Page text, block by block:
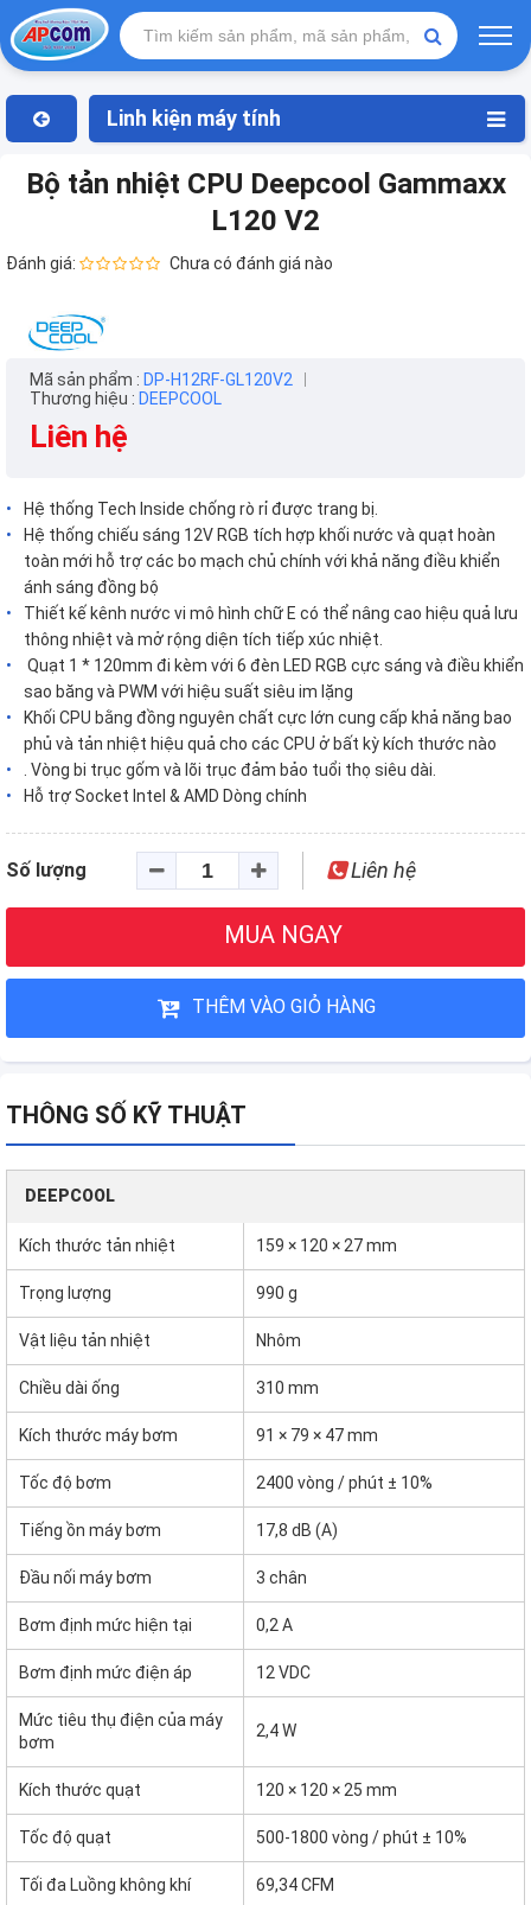
Linh kiện máy tính
Bộ tản nhiệt CPU Deepcool Gammaxx
L120 V2
Đánh giá: Chưa có đánh giá nào
Mã sản phẩm : DP-H12RF-GL120V2
Thương hiệu : DEEPCOOL
Liên hệ
Hệ thống Tech Inside chống rò rỉ được trang bị.
Hệ thống chiếu sáng 12V RGB tích hợp khối nước và quạt hoàn
toàn mới hỗ trợ các bo mạch chủ chính với khả năng điều khiển
ánh sáng đồng bộ
Thiết kế kênh nước vi mô hình chữ E có thể nâng cao hiệu quả lưu
thông nhiệt và mở rộng diện tích tiếp xúc nhiệt.
Quạt 1 * 120mm đi kèm với 6 đèn LED RGB cực sáng và điều khiển
sao băng và PWM với hiệu suất siêu im lặng
Khối CPU bằng đồng nguyên chất cực lớn cung cấp khả năng bao
phủ và tản nhiệt hiệu quả cho các CPU ở bất kỳ kích thước nào
. Vòng bi trục gốm và lõi trục đảm bảo tuổi thọ siêu dài.
Hỗ trợ Socket Intel & AMD Dòng chính
Số lượng Liên hệ
MUA NGAY
THÊM VÀO GIỎ HÀNG
THÔNG SỐ KỸ THUẬT
DEEPCOOL
Kích thước tản nhiệt 159 × 120 × 27 mm
Trọng lượng 990 g
Vật liệu tản nhiệt Nhôm
Chiều dài ống 310 mm
Kích thước máy bơm 91 × ​​79 × 47 mm
Tốc độ bơm 2400 vòng / phút ± 10%
Tiếng ồn máy bơm 17,8 dB (A)
Đầu nối máy bơm 3 chân
Bơm định mức hiện tại 0,2 A
Bơm định mức điện áp 12 VDC
Mức tiêu thụ điện của máy
bơm
2,4 W
Kích thước quạt 120 × 120 × 25 mm
Tốc độ quạt 500-1800 vòng / phút ± 10%
Tối đa Luồng không khí 69,34 CFM